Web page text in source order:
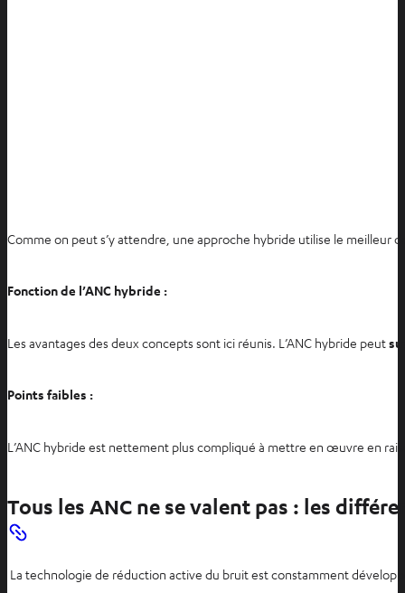
Comme on peut s’y attendre, une approche hybride utilise le meilleur
Fonction de l’ANC hybride :
Les avantages des deux concepts sont ici réunis. L’ANC hybride peut
Points faibles :
L’ANC hybride est nettement plus compliqué à mettre en œuvre en
Tous les ANC ne se valent pas : les
La technologie de réduction active du bruit est constamment